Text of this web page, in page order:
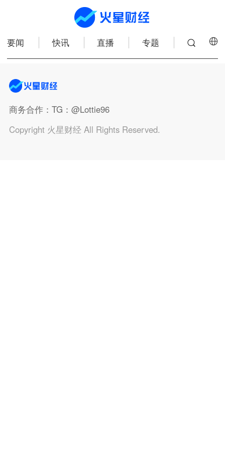
要闻 快讯 直播 专题
商务合作：TG：@Lottie96
Copyright 火星财经 All Rights Reserved.